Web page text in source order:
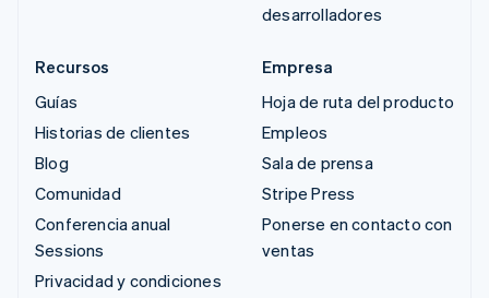
desarrolladores
Recursos
Guías
Historias de clientes
Blog
Comunidad
Conferencia anual
Sessions
Privacidad y condiciones
Empresa
Hoja de ruta del producto
Empleos
Sala de prensa
Stripe Press
Ponerse en contacto con
ventas